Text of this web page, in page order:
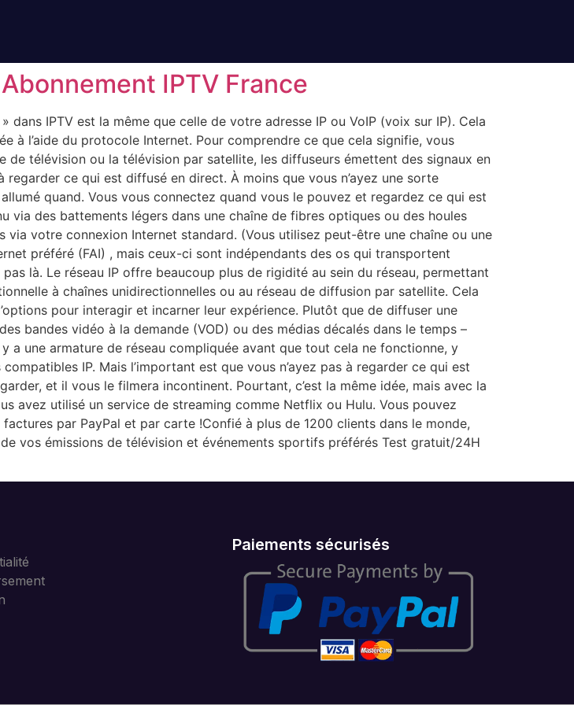
IPTV France
dans IPTV est la même que celle de votre adresse IP ou VoIP (voix sur IP). Cela
à l’aide du protocole Internet. Pour comprendre ce que cela signifie, vous
de télévision ou la télévision par satellite, les diffuseurs émettent des signaux en
regarder ce qui est diffusé en direct. À moins que vous n’ayez une sorte
quand. Vous vous connectez quand vous le pouvez et regardez ce qui est
via des battements légers dans une chaîne de fibres optiques ou des houles
via votre connexion Internet standard. (Vous utilisez peut-être une chaîne ou une
préféré (FAI) , mais ceux-ci sont indépendants des os qui transportent
là. Le réseau IP offre beaucoup plus de rigidité au sein du réseau, permettant
à chaînes unidirectionnelles ou au réseau de diffusion par satellite. Cela
pour interagir et incarner leur expérience. Plutôt que de diffuser une
bandes vidéo à la demande (VOD) ou des médias décalés dans le temps –
a une armature de réseau compliquée avant que tout cela ne fonctionne, y
IP. Mais l’important est que vous n’ayez pas à regarder ce qui est
et il vous le filmera incontinent. Pourtant, c’est la même idée, mais avec la
avez utilisé un service de streaming comme Netflix ou Hulu. Vous pouvez
par PayPal et par carte !Confié à plus de 1200 clients dans le monde,
vos émissions de télévision et événements sportifs préférés Test gratuit/24H
Paiements sécurisés